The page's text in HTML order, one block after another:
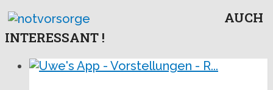
AUCH
INTERESSANT !